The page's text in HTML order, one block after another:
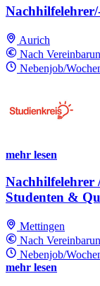
Aurich
Nach
Nebenjob/
mehr lesen
Nachhilfelehrer
Studenten &
Mettingen
Nach
Nebenjob/
mehr lesen